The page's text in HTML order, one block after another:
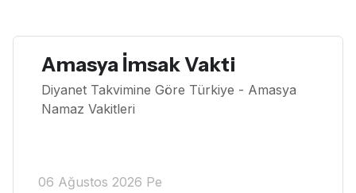
Amasya İmsak Vakti
Diyanet Takvimine Göre Türkiye - Amasya
Namaz Vakitleri
06 Ağustos 2026 Pe